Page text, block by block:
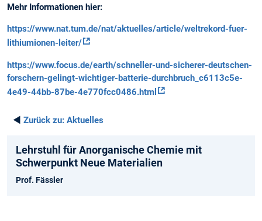
Mehr Informationen hier:
https://www.nat.tum.de/nat/aktuelles/article/weltrekord-fuer-
lithiumionen-leiter/
https://www.focus.de/earth/schneller-und-sicherer-deutschen-
forschern-gelingt-wichtiger-batterie-durchbruch_c6113c5e-
4e49-44bb-87be-4e770fcc0486.html
◄ Zurück zu: Aktuelles
Lehrstuhl für Anorganische Chemie mit
Schwerpunkt Neue Materialien
Prof. Fässler